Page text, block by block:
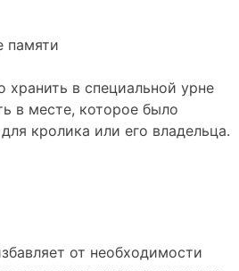
памяти
в специальной урне
в месте, которое было
кролика или его владельца.
от необходимости